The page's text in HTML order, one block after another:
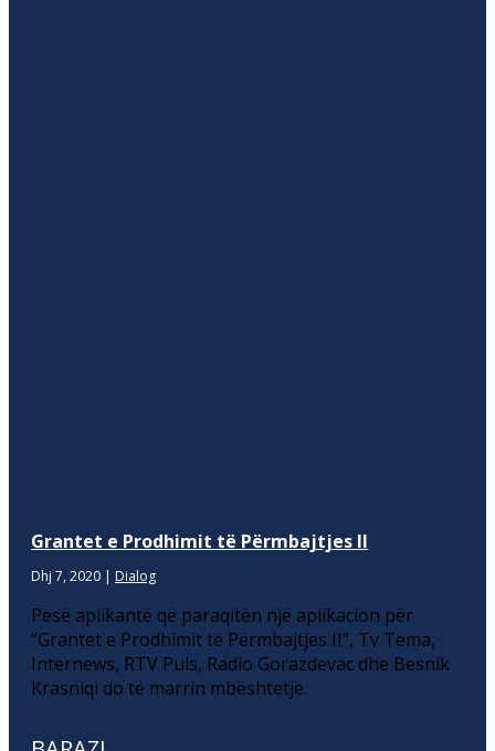
Grantet e Prodhimit të Përmbajtjes II
Dhj 7, 2020 | Dialog
Pesë aplikantë që paraqitën një aplikacion për
“Grantet e Prodhimit të Përmbajtjes II”, Tv Tema,
Internews, RTV Puls, Radio Gorazdevac dhe Besnik
Krasniqi do të marrin mbështetje.